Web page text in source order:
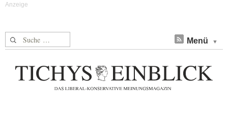
Suche nach: Menü